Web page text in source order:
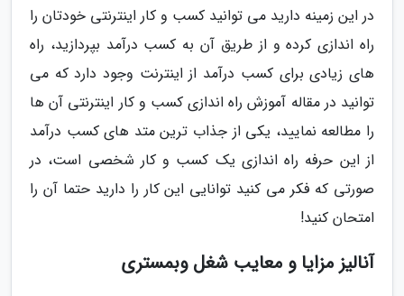
در این زمینه دارید می توانید کسب و کار اینترنتی خودتان را
راه اندازی کرده و از طریق آن به کسب درآمد بپردازید، راه
های زیادی برای کسب درآمد از اینترنت وجود دارد که می
توانید در مقاله آموزش راه اندازی کسب و کار اینترنتی آن ها
را مطالعه نمایید، یکی از جذاب ترین متد های کسب درآمد
از این حرفه راه اندازی یک کسب و کار شخصی است، در
صورتی که فکر می کنید توانایی این کار را دارید حتما آن را
امتحان کنید!
آنالیز مزایا و معایب شغل وبمستری